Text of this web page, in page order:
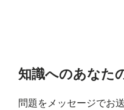
知識へのあなた
問題をメッセージでお